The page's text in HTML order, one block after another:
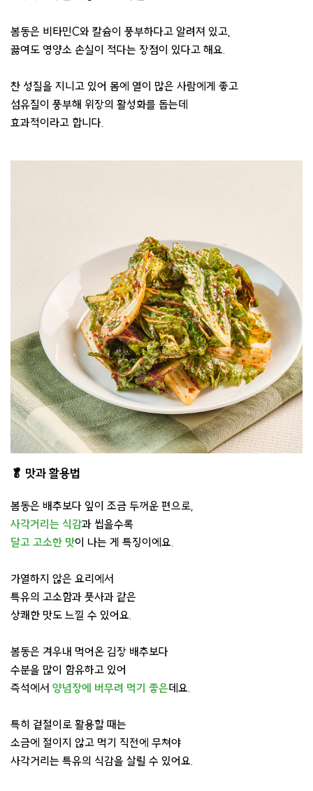
봄동은 비타민C와 칼슘이 풍부하다고 알려져 있고,
끓여도 영양소 손실이 적다는 장점이 있다고 해요.
찬 성질을 지니고 있어 몸에 열이 많은 사람에게 좋고
섬유질이 풍부해 위장의 활성화를 돕는데
효과적이라고 합니다.
🥬 맛과 활용법
봄동은 배추보다 잎이 조금 두꺼운 편으로,
사각거리는 식감과 씹을수록
달고 고소한 맛이 나는 게 특징이에요.
가열하지 않은 요리에서
특유의 고소함과 풋사과 같은
상쾌한 맛도 느낄 수 있어요.
봄동은 겨우내 먹어온 김장 배추보다
수분을 많이 함유하고 있어
즉석에서 양념장에 버무려 먹기 좋은데요.
특히 겉절이로 활용할 때는
소금에 절이지 않고 먹기 직전에 무쳐야
사각거리는 특유의 식감을 살릴 수 있어요.